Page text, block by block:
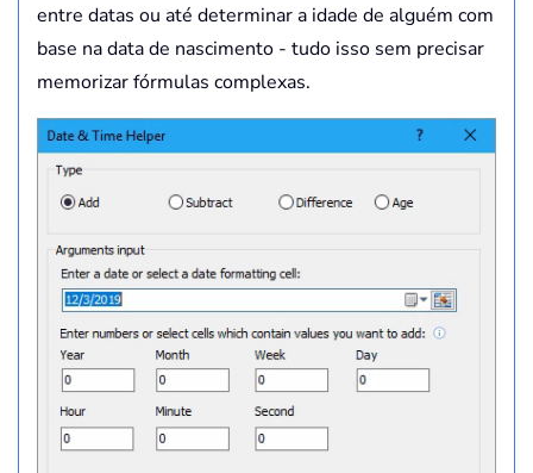
entre datas ou até determinar a idade de alguém com
base na data de nascimento - tudo isso sem precisar
memorizar fórmulas complexas.